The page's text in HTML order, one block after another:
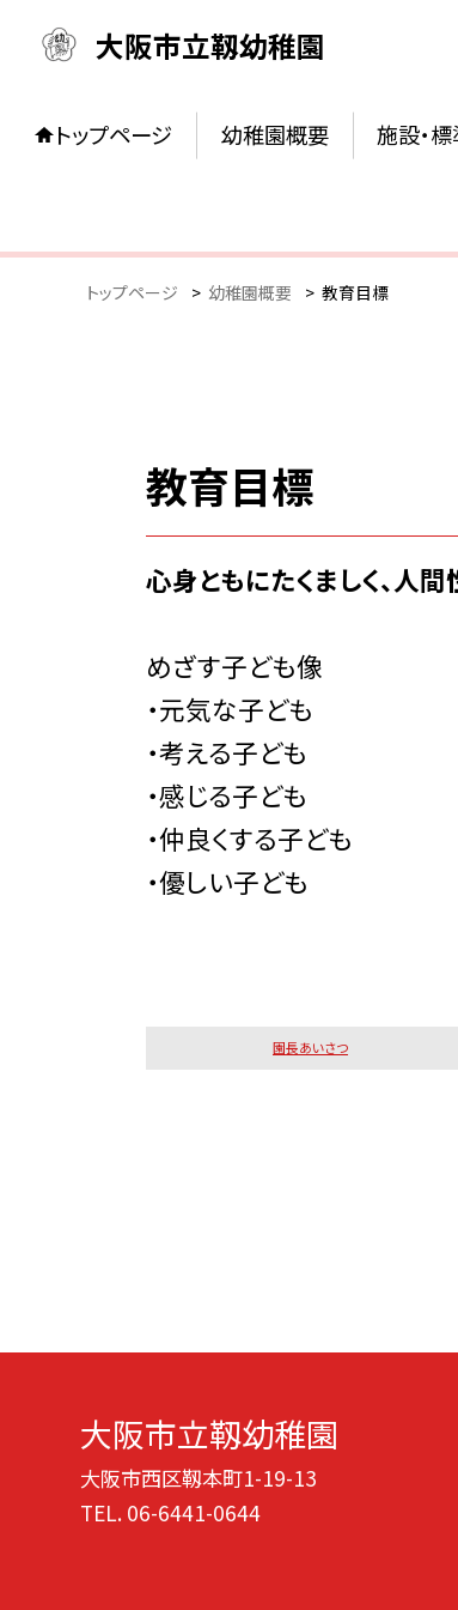
大阪市立靱幼稚園
トップページ 幼稚園概要 施設・
トップページ > 幼稚園概要 > 教育目標
教育目標
心身ともにたくましく、人
めざす子ども像
・元気な子ども
・考える子ども
・感じる子ども
・仲良くする子ども
・優しい子ども
園長あいさつ
大阪市立靱幼稚園
大阪市西区靱本町1-19-13
TEL. 06-6441-0644